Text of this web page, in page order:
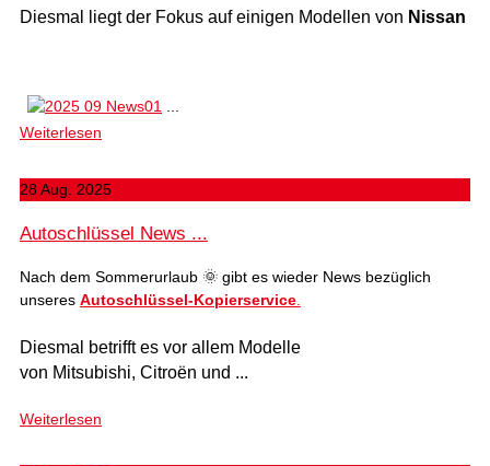
Diesmal liegt der Fokus auf einigen Modellen von Nissan
Weiterlesen
28 Aug. 2025
Autoschlüssel News ...
Nach dem Sommerurlaub 🌞 gibt es wieder News bezüglich
unseres Autoschlüssel-Kopierservice
Diesmal betrifft es vor allem Modelle
von Mitsubishi, Citroën und ...
Weiterlesen